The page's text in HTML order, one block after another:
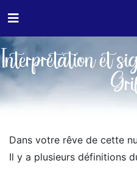
Interprétation et
Dans votre rêve de cette
Il y a plusieurs définitions